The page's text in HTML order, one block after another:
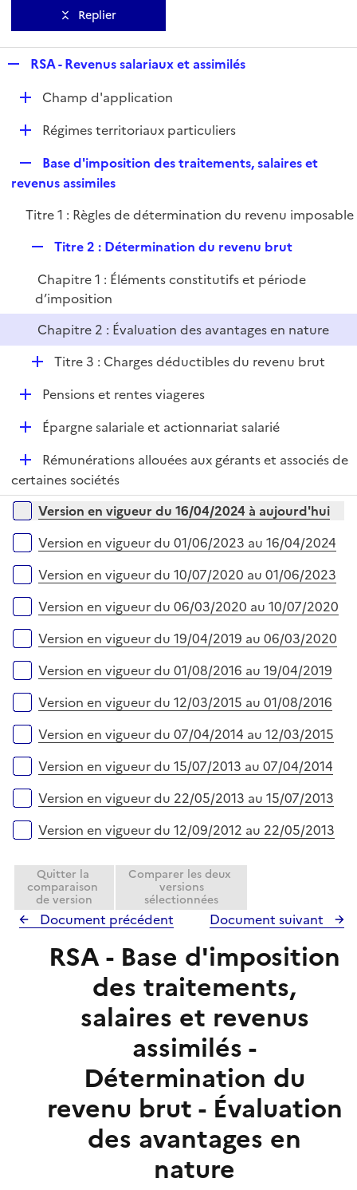
Replier
p
l
i
e
r
RSA - Revenus salariaux et assimilés
D
e
r
Champ d'application
D
l
i
e
r
Régimes territoriaux particuliers
e
l
r
Base d'imposition des traitements, salaires et
revenus assimiles
Titre 1 : Règles de détermination du revenu imposable
p
l
i
e
Titre 2 : Détermination du revenu brut
Chapitre 1 : Éléments constitutifs et période
d’imposition
Chapitre 2 : Évaluation des avantages en nature
D
p
l
i
e
r
Titre 3 : Charges déductibles du revenu brut
D
e
r
Pensions et rentes viageres
D
l
e
r
Épargne salariale et actionnariat salarié
D
é
p
e
r
Rémunérations allouées aux gérants et associés de
certaines sociétés
Versions sur la période
Version en vigueur du 16/04/2024 à aujourd'hui
Version en vigueur du 01/06/2023 au 16/04/2024
Version en vigueur du 10/07/2020 au 01/06/2023
Version en vigueur du 06/03/2020 au 10/07/2020
Version en vigueur du 19/04/2019 au 06/03/2020
Version en vigueur du 01/08/2016 au 19/04/2019
Version en vigueur du 12/03/2015 au 01/08/2016
Version en vigueur du 07/04/2014 au 12/03/2015
Version en vigueur du 15/07/2013 au 07/04/2014
Version en vigueur du 22/05/2013 au 15/07/2013
Version en vigueur du 12/09/2012 au 22/05/2013
Quitter la
comparaison
de version
Comparer les deux
versions
sélectionnées
Document précédent Document suivant
RSA - Base d'imposition
des traitements,
salaires et revenus
assimilés -
Détermination du
revenu brut - Évaluation
des avantages en
nature